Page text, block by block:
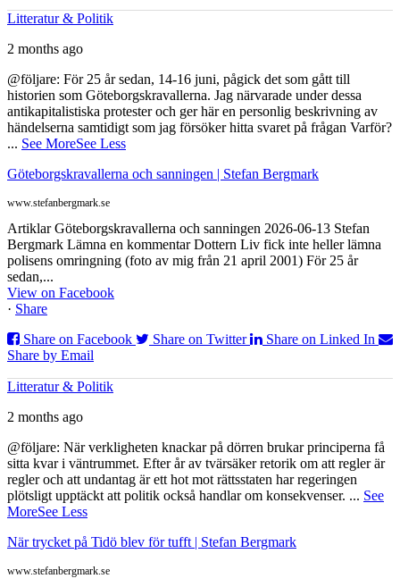
Litteratur & Politik
2 months ago
@följare: För 25 år sedan, 14-16 juni, pågick det som gått till
historien som Göteborgskravallerna. Jag närvarade under dessa
antikapitalistiska protester och ger här en personlig beskrivning av
händelserna samtidigt som jag försöker hitta svaret på frågan Varför?
... See MoreSee Less
Göteborgskravallerna och sanningen | Stefan Bergmark
www.stefanbergmark.se
Artiklar Göteborgskravallerna och sanningen 2026-06-13 Stefan
Bergmark Lämna en kommentar Dottern Liv fick inte heller lämna
polisens omringning (foto av mig från 21 april 2001) För 25 år
sedan,...
View on Facebook
· Share
Share on Facebook
Share on Twitter
Share on Linked In
Share by Email
Litteratur & Politik
2 months ago
@följare: När verkligheten knackar på dörren brukar principerna få
sitta kvar i väntrummet. Efter år av tvärsäker retorik om att regler är
regler och att undantag är ett hot mot rättsstaten har regeringen
plötsligt upptäckt att politik också handlar om konsekvenser. ... See
MoreSee Less
När trycket på Tidö blev för tufft | Stefan Bergmark
www.stefanbergmark.se